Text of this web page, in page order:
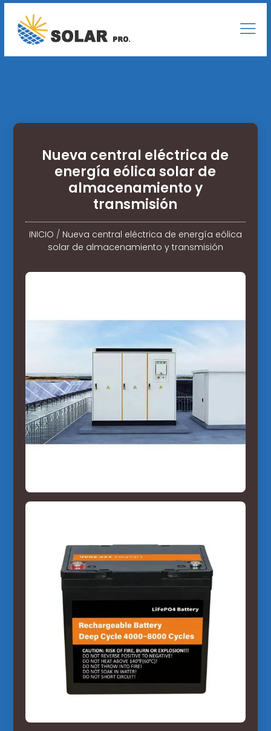
Nueva central eléctrica de
energía eólica solar de
almacenamiento y
transmisión
INICIO / Nueva central eléctrica de energía eólica
solar de almacenamiento y transmisión